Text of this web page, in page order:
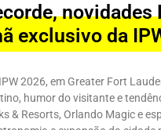
novidades
exclusivo da
2026, em Greater Fort
humor do visitante e
& Resorts, Orlando Magic e